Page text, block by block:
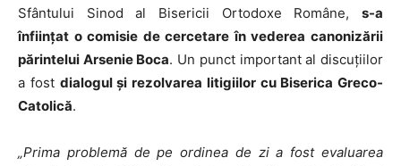
Sfântului Sinod al Bisericii Ortodoxe Române, s-a
înfiinţat o comisie de cercetare în vederea canonizării
părintelui Arsenie Boca. Un punct important al discuţiilor
a fost dialogul şi rezolvarea litigiilor cu Biserica Greco-
Catolică.
„Prima problemă de pe ordinea de zi a fost evaluarea